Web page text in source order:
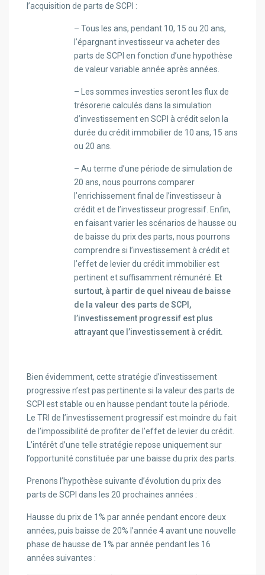
l’acquisition de parts de SCPI :
– Tous les ans, pendant 10, 15 ou 20 ans,
l’épargnant investisseur va acheter des
parts de SCPI en fonction d’une hypothèse
de valeur variable année après années.
– Les sommes investies seront les flux de
trésorerie calculés dans la simulation
d’investissement en SCPI à crédit selon la
durée du crédit immobilier de 10 ans, 15 ans
ou 20 ans.
– Au terme d’une période de simulation de
20 ans, nous pourrons comparer
l’enrichissement final de l’investisseur à
crédit et de l’investisseur progressif. Enfin,
en faisant varier les scénarios de hausse ou
de baisse du prix des parts, nous pourrons
comprendre si l’investissement à crédit et
l’effet de levier du crédit immobilier est
pertinent et suffisamment rémunéré. Et
surtout, à partir de quel niveau de baisse
de la valeur des parts de SCPI,
l’investissement progressif est plus
attrayant que l’investissement à crédit.
Bien évidemment, cette stratégie d’investissement
progressive n’est pas pertinente si la valeur des parts de
SCPI est stable ou en hausse pendant toute la période.
Le TRI de l’investissement progressif est moindre du fait
de l’impossibilité de profiter de l’effet de levier du crédit.
L’intérêt d’une telle stratégie repose uniquement sur
l’opportunité constituée par une baisse du prix des parts.
Prenons l’hypothèse suivante d’évolution du prix des
parts de SCPI dans les 20 prochaines années :
Hausse du prix de 1% par année pendant encore deux
années, puis baisse de 20% l’année 4 avant une nouvelle
phase de hausse de 1% par année pendant les 16
années suivantes :